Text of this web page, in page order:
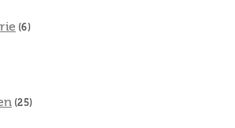
(6)
(25)